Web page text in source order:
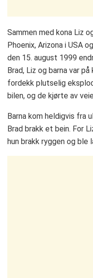
Sammen med kona Liz
Phoenix, Arizona i USA
den 15. august 1999
Brad, Liz og barna var
fordekk plutselig
bilen, og de kjørte av
Barna kom heldigvis fra
Brad brakk et bein. For
hun brakk ryggen og ble